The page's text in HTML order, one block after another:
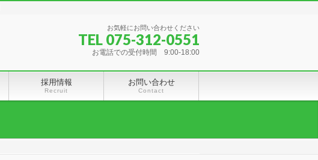
お気軽にお問い合わせください
TEL 075-312-0551
お電話での受付時間 9:00-18:00
採用情報
Recruit
お問い合わせ
Contact